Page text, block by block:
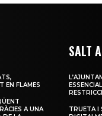
EN FLAMES
A UNA
SALT
TRUETA I